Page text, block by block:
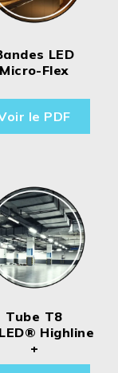
LED
Micro-Flex
le PDF
Tube T8
Highline
+